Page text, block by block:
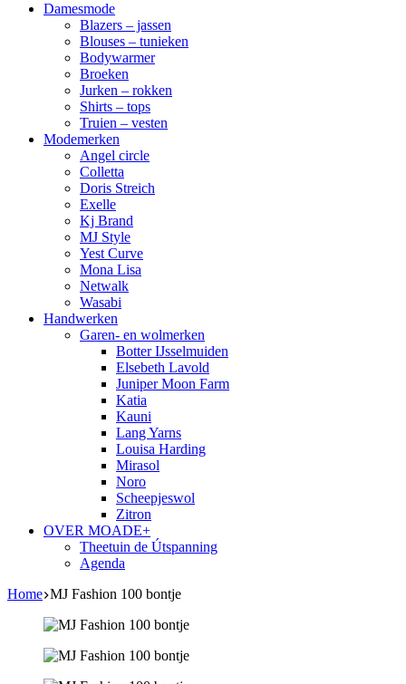
Damesmode
Blazers – jassen
Blouses – tunieken
Bodywarmer
Broeken
Jurken – rokken
Shirts – tops
Truien – vesten
Modemerken
Angel circle
Colletta
Doris Streich
Exelle
Kj Brand
MJ Style
Yest Curve
Mona Lisa
Netwalk
Wasabi
Handwerken
Garen- en wolmerken
Botter IJsselmuiden
Elsebeth Lavold
Juniper Moon Farm
Katia
Kauni
Lang Yarns
Louisa Harding
Mirasol
Noro
Scheepjeswol
Zitron
OVER MOADE+
Theetuin de Útspanning
Agenda
Home MJ Fashion 100 bontje